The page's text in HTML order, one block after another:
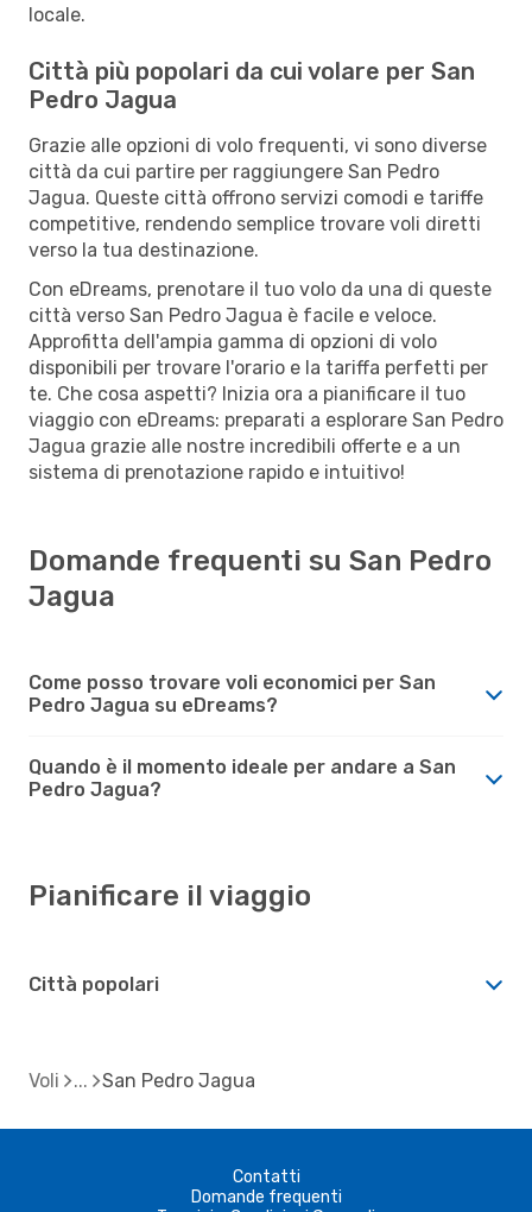
locale.
Città più popolari da cui volare per San
Pedro Jagua
Grazie alle opzioni di volo frequenti, vi sono diverse
città da cui partire per raggiungere San Pedro
Jagua. Queste città offrono servizi comodi e tariffe
competitive, rendendo semplice trovare voli diretti
verso la tua destinazione.
Con eDreams, prenotare il tuo volo da una di queste
città verso San Pedro Jagua è facile e veloce.
Approfitta dell'ampia gamma di opzioni di volo
disponibili per trovare l'orario e la tariffa perfetti per
te. Che cosa aspetti? Inizia ora a pianificare il tuo
viaggio con eDreams: preparati a esplorare San Pedro
Jagua grazie alle nostre incredibili offerte e a un
sistema di prenotazione rapido e intuitivo!
Domande frequenti su San Pedro
Jagua
Come posso trovare voli economici per San
Pedro Jagua su eDreams?
Quando è il momento ideale per andare a San
Pedro Jagua?
Pianificare il viaggio
Città popolari
Voli San Pedro Jagua
Contatti
Domande frequenti